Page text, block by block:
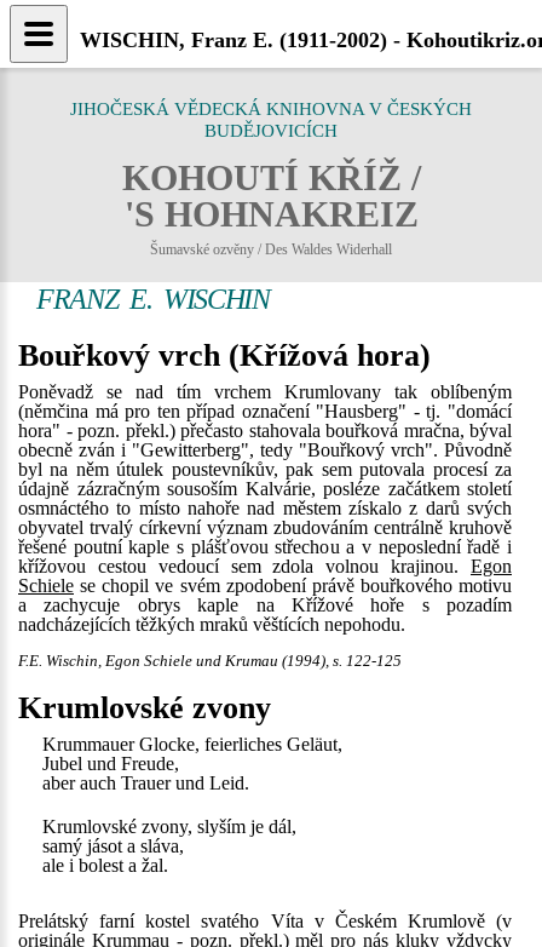
JIHOČESKÁ VĚDECKÁ KNIHOVNA V ČESKÝCH
BUDĚJOVICÍCH
KOHOUTÍ KŘÍŽ /
'S HOHNAKREIZ
Šumavské ozvěny / Des Waldes Widerhall
FRANZ E. WISCHIN
Bouřkový vrch (Křížová hora)
Poněvadž se nad tím vrchem Krumlovany tak oblíbeným
(němčina má pro ten případ označení "Hausberg" - tj. "domácí
hora" - pozn. překl.) přečasto stahovala bouřková mračna, býval
obecně zván i "Gewitterberg", tedy "Bouřkový vrch". Původně
byl na něm útulek poustevníkův, pak sem putovala procesí za
údajně zázračným sousoším Kalvárie, posléze začátkem století
osmnáctého to místo nahoře nad městem získalo z darů svých
obyvatel trvalý církevní význam zbudováním centrálně kruhově
řešené poutní kaple s plášťovou střechou a v neposlední řadě i
křížovou cestou vedoucí sem zdola volnou krajinou. Egon
Schiele se chopil ve svém zpodobení právě bouřkového motivu
a zachycuje obrys kaple na Křížové hoře s pozadím
nadcházejících těžkých mraků věštících nepohodu.
F.E. Wischin, Egon Schiele und Krumau (1994), s. 122-125
Krumlovské zvony
Krummauer Glocke, feierliches Geläut,
Jubel und Freude,
aber auch Trauer und Leid.
Krumlovské zvony, slyším je dál,
samý jásot a sláva,
ale i bolest a žal.
Prelátský farní kostel svatého Víta v Českém Krumlově (v
originále Krummau - pozn. překl.) měl pro nás kluky vždycky
WISCHIN, Franz E. (1911-2002) -